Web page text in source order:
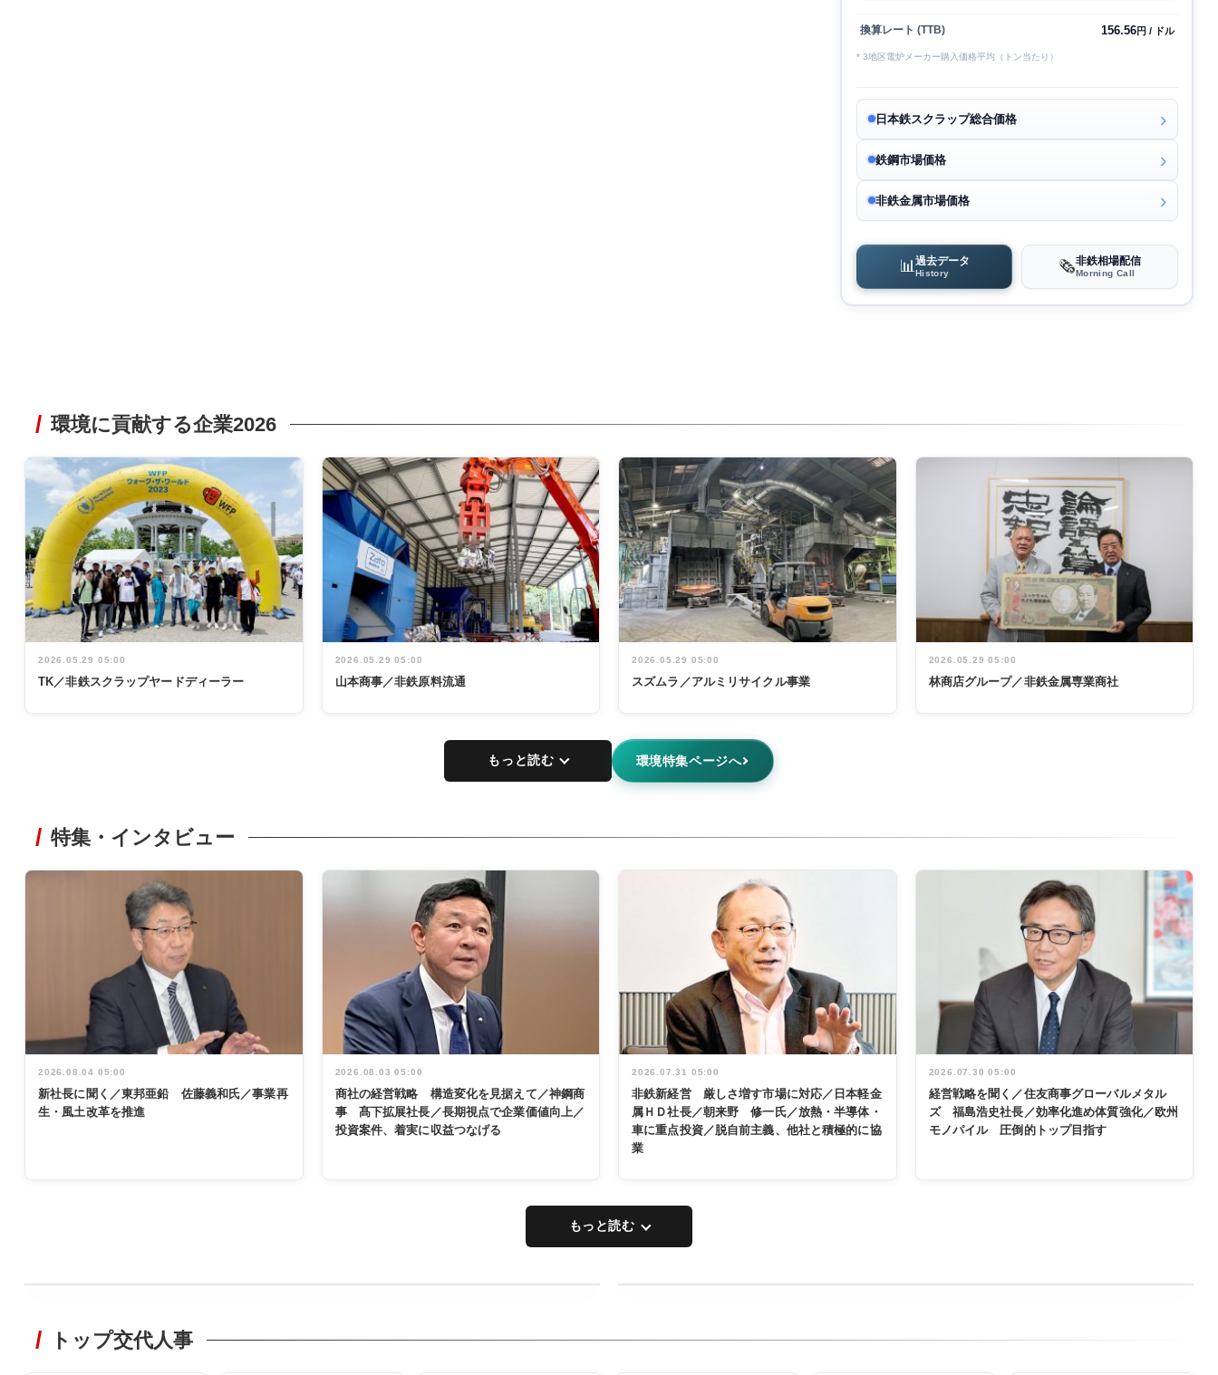
換算レート (TTB) 156.56円 / ドル
* 3地区電炉メーカー購入価格平均（トン当たり）
日本鉄スクラップ総合価格
鉄鋼市場価格
非鉄金属市場価格
📊 過去データ
History 🗞️非鉄相場配信
Morning Call
環境に貢献する企業2026
2026.05.29 05:00
TK／非鉄スクラップヤードディーラー
2026.05.29 05:00
山本商事／非鉄原料流通
2026.05.29 05:00
スズムラ／アルミリサイクル事業
2026.05.29 05:00
林商店グループ／非鉄金属専業商社
もっと読む 環境特集ページへ
特集・インタビュー
2026.08.04 05:00
新社長に聞く／東邦亜鉛 佐藤義和氏／事業再
生・風土改革を推進
2026.08.03 05:00
商社の経営戦略 構造変化を見据えて／神鋼商
事 髙下拡展社長／長期視点で企業価値向上／
投資案件、着実に収益つなげる
2026.07.31 05:00
非鉄新経営 厳しさ増す市場に対応／日本軽金
属ＨＤ社長／朝来野 修一氏／放熱・半導体・
車に重点投資／脱自前主義、他社と積極的に協
業
2026.07.30 05:00
経営戦略を聞く／住友商事グローバルメタル
ズ 福島浩史社長／効率化進め体質強化／欧州
モノパイル 圧倒的トップ目指す
もっと読む
非鉄業界で
トップ交代人事